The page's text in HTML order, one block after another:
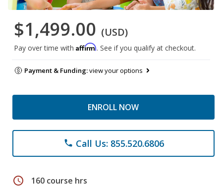
$1,499.00 (USD)
Pay over time with Affirm. See if you qualify at checkout.
Payment & Funding:view your options
ENROLL NOW
phone Call Us: 855.520.6806
schedule 160 course hrs